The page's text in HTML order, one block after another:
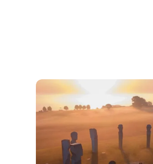
Dodekalitten